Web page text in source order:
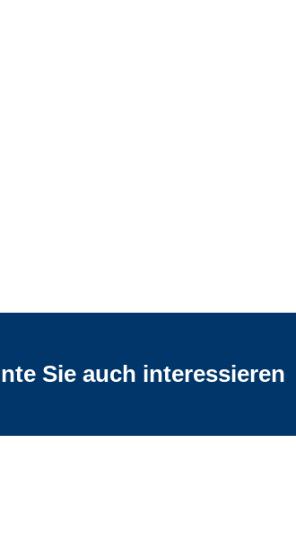
Sie auch interessieren